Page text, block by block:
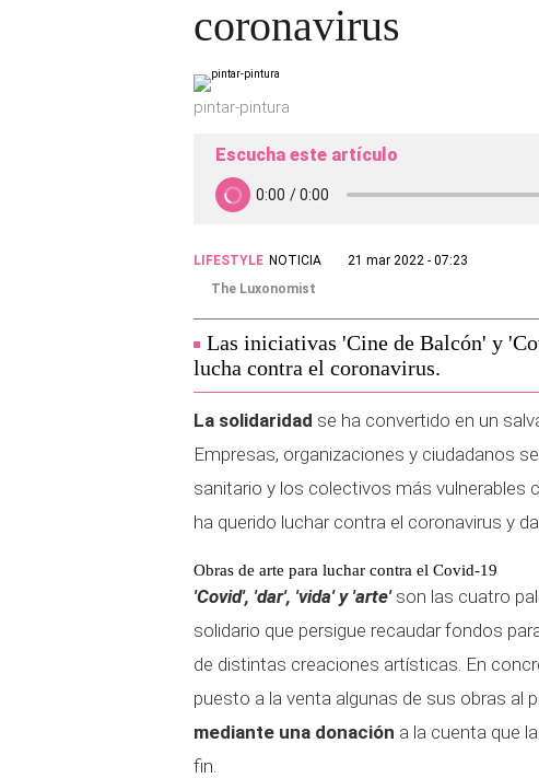
coronavirus
pintar-pintura
Escucha este artículo
LIFESTYLE NOTICIA
21 mar 2022 - 07:23
The Luxonomist
Las iniciativas 'Cine de Balcón' y
lucha contra el coronavirus.
La solidaridad se ha convertido en un
Empresas, organizaciones y ciudadanos
sanitario y los colectivos más vulnerables
ha querido luchar contra el coronavirus y
Obras de arte para luchar contra el Covid-19
'Covid', 'dar', 'vida' y 'arte' son las cuatro
solidario que persigue recaudar fondos
de distintas creaciones artísticas. En
puesto a la venta algunas de sus obras al
mediante una donación a la cuenta que
fin.